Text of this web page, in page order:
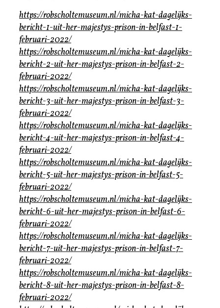
https://robscholtemuseum.nl/micha-kat-dagelijks-
bericht-1-uit-her-majestys-prison-in-belfast-1-
februari-2022/
https://robscholtemuseum.nl/micha-kat-dagelijks-
bericht-2-uit-her-majestys-prison-in-belfast-2-
februari-2022/
https://robscholtemuseum.nl/micha-kat-dagelijks-
bericht-3-uit-her-majestys-prison-in-belfast-3-
februari-2022/
https://robscholtemuseum.nl/micha-kat-dagelijks-
bericht-4-uit-her-majestys-prison-in-belfast-4-
februari-2022/
https://robscholtemuseum.nl/micha-kat-dagelijks-
bericht-5-uit-her-majestys-prison-in-belfast-5-
februari-2022/
https://robscholtemuseum.nl/micha-kat-dagelijks-
bericht-6-uit-her-majestys-prison-in-belfast-6-
februari-2022/
https://robscholtemuseum.nl/micha-kat-dagelijks-
bericht-7-uit-her-majestys-prison-in-belfast-7-
februari-2022/
https://robscholtemuseum.nl/micha-kat-dagelijks-
bericht-8-uit-her-majestys-prison-in-belfast-8-
februari-2022/